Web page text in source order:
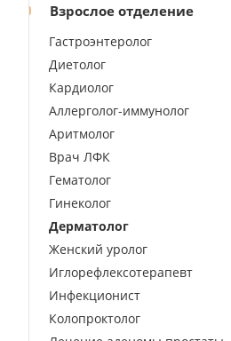
Взрослое отделение
Гастроэнтеролог
Диетолог
Кардиолог
Аллерголог-иммунолог
Аритмолог
Врач ЛФК
Гематолог
Гинеколог
Дерматолог
Женский уролог
Иглорефлексотерапевт
Инфекционист
Колопроктолог